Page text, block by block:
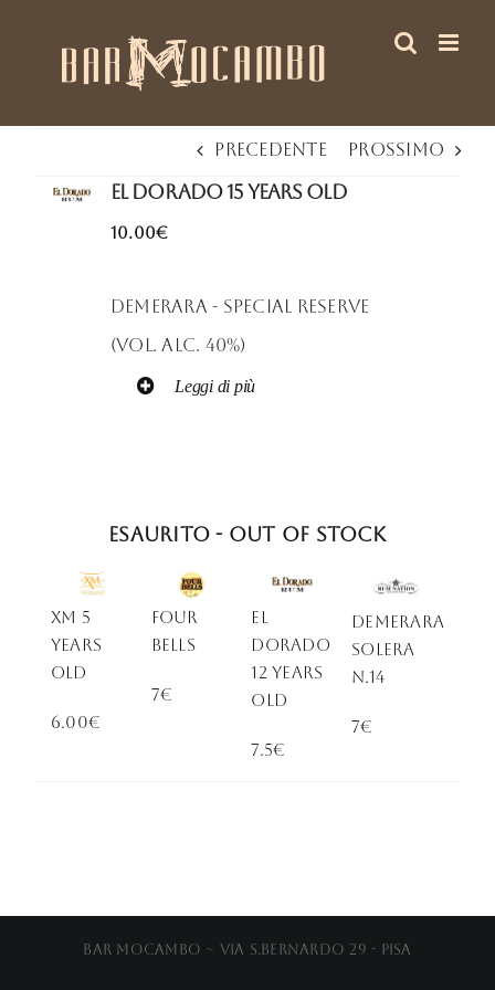
Precedente Prossimo
EL DORADO 15 Years Old
10.00€
DEMERARA - Special Reserve
(Vol. Alc. 40%)
Leggi di più
Esaurito - Out of stock
XM 5
Years
OLd
6.00€
Four
Bells
7€
EL
DORADO
12 Years
Old
7.5€
Demerara
solera
n.14
7€
Bar Mocambo ~ Via S.Bernardo 29 - Pisa